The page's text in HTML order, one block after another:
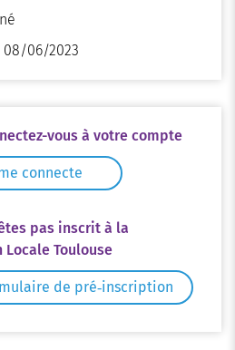
08/06/2023
vous à votre compte
connecte
pas inscrit à la
Locale Toulouse
de pré‑inscription